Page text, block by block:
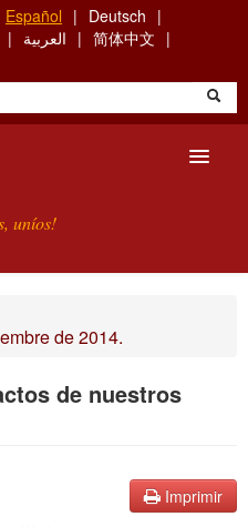
Español
Deutsch
العربية
简体中文
uníos!
de 2014.
de nuestros
Imprimir